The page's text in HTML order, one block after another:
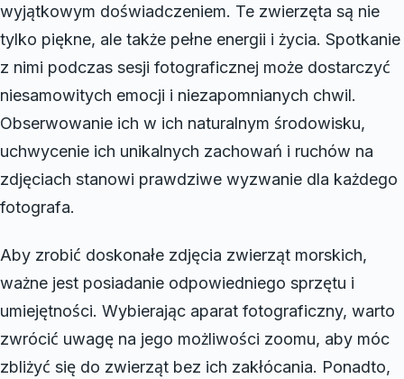
wyjątkowym doświadczeniem. Te zwierzęta są nie
tylko piękne, ale także pełne energii i życia. Spotkanie
z nimi podczas sesji fotograficznej może dostarczyć
niesamowitych emocji i niezapomnianych chwil.
Obserwowanie ich w ich naturalnym środowisku,
uchwycenie ich unikalnych zachowań i ruchów na
zdjęciach stanowi prawdziwe wyzwanie dla każdego
fotografa.
Aby zrobić doskonałe zdjęcia zwierząt morskich,
ważne jest posiadanie odpowiedniego sprzętu i
umiejętności. Wybierając aparat fotograficzny, warto
zwrócić uwagę na jego możliwości zoomu, aby móc
zbliżyć się do zwierząt bez ich zakłócania. Ponadto,